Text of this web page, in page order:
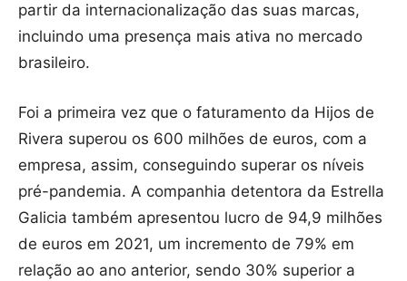
partir da internacionalização das suas marcas,
incluindo uma presença mais ativa no mercado
brasileiro.
Foi a primeira vez que o faturamento da Hijos de
Rivera superou os 600 milhões de euros, com a
empresa, assim, conseguindo superar os níveis
pré-pandemia. A companhia detentora da Estrella
Galicia também apresentou lucro de 94,9 milhões
de euros em 2021, um incremento de 79% em
relação ao ano anterior, sendo 30% superior a